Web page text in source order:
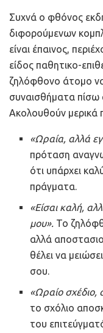
Συχνά ο φθόνος
διφορούμενων
είναι έπαινος,
είδος παθητικο-
ζηλόφθονο άτομο
συναισθήματα πίσω
Ακολουθούν μερικά
«Ωραία, αλλά
πρόταση
ότι υπάρχει
πράγματα.
«Είσαι καλή,
μου». Το
αλλά
θέλει να
σου.
«Ωραίο σχέδιο,
το σχόλιο
του